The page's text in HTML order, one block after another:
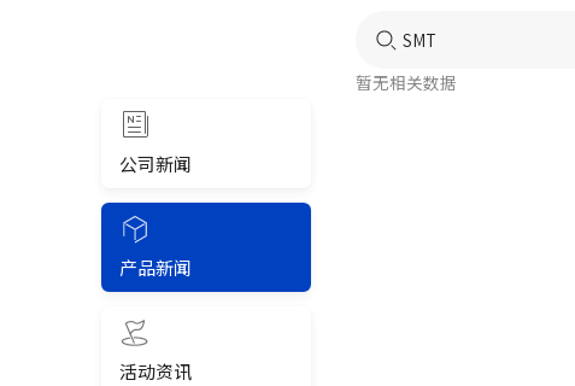
公司新闻
产品新闻
活动资讯
暂无相关数据